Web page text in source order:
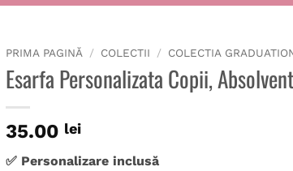
PRIMA PAGINĂ / COLECTII / COLECTIA
Esarfa Personalizata Copii,
35.00 lei
✅ Personalizare inclusă